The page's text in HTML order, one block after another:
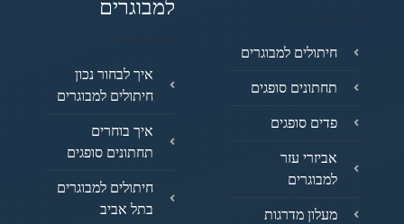
חיתולים למבוגרים
תחתונים סופגים
פדים סופגים
אביזרי עזר
למבוגרים
מעלון מדרגות
למבוגרים
איך לבחור נכון
חיתולים למבוגרים
איך בוחרים
תחתונים סופגים
חיתולים למבוגרים
בתל אביב